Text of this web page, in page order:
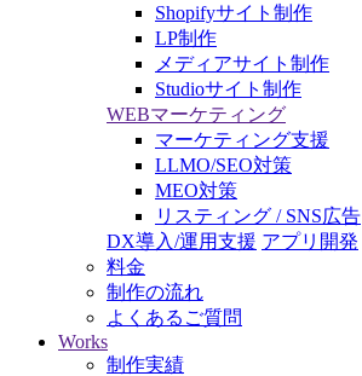
Shopifyサイト制作
LP制作
メディアサイト制作
Studioサイト制作
WEBマーケティング
マーケティング支援
LLMO/SEO対策
MEO対策
リスティング / SNS広告
DX導入/運用支援 アプリ開発
料金
制作の流れ
よくあるご質問
Works
制作実績